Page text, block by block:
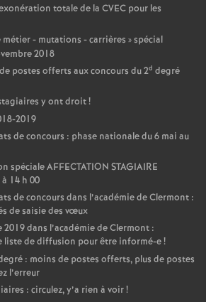
totale de la CVEC pour les
métier - mutations - carrières » spécial
2018
postes offerts aux concours du 2d degré
y ont droit!
2019
de concours : phase nationale du 6 mai au
spéciale AFFECTATION STAGIAIRE
14 h 00
de concours dans l’académie de Clermont :
de saisie des vœux
dans l’académie de Clermont :
liste de diffusion pour être informé-e!
: moins de postes offerts, plus de postes
l’erreur
: circulez, y’a rien à voir!